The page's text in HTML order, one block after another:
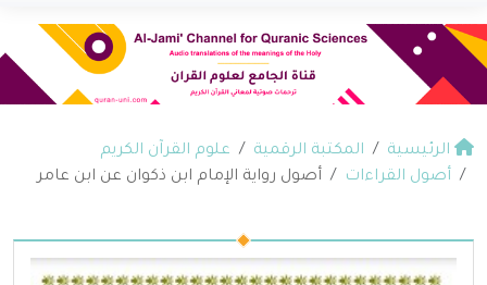
الرئيسية المكتبة الرقمية
علوم القرآن الكريم
أصول القراءات
أصول رواية الإمام ابن ذكوان عن ابن عامر